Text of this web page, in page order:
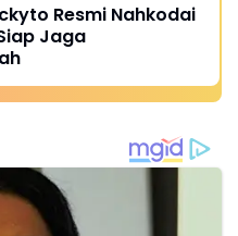
Resmi Nahkodai
Jaga